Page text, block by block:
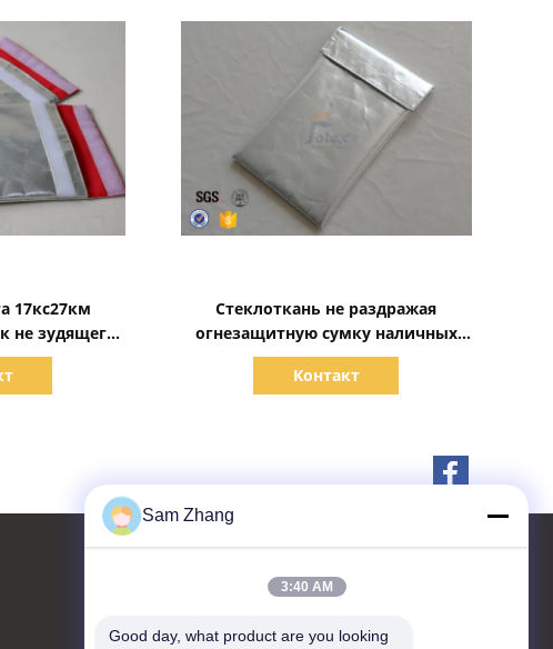
17кс27км
не зудящего
денег
Стеклоткань не раздражая
огнезащитную сумку наличных
денег с 2 огнеупорными слоями
Контакт
Sam Zhang
3:40 AM
Good day, what product are you looking